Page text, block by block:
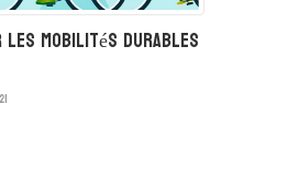
les mobilités durables